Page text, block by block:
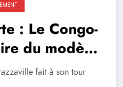
: Le Congo-
du modèle
fait à son tour